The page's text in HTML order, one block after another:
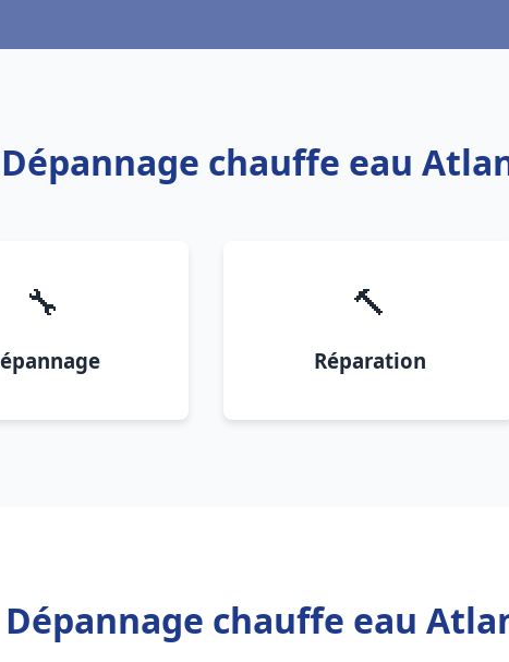
chauffe eau
🔧 🔨
Réparation
chauffe eau